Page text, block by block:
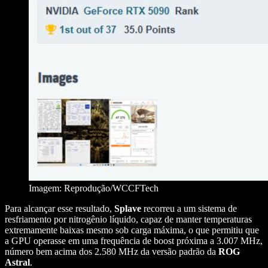
Imagem: Reprodução/WCCFTech
Para alcançar esse resultado, Splave recorreu a um sistema de
resfriamento por nitrogênio líquido, capaz de manter temperaturas
extremamente baixas mesmo sob carga máxima, o que permitiu que
a GPU operasse em uma frequência de boost próxima a 3.007 MHz,
número bem acima dos 2.580 MHz da versão padrão da ROG
Astral.